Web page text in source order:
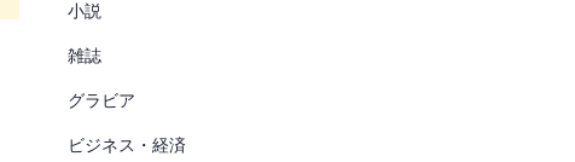
小説
雑誌
グラビア
ビジネス・経済